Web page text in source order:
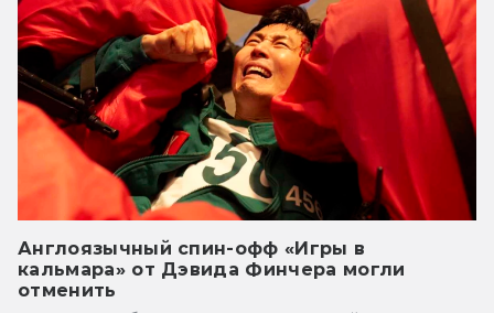
Англоязычный спин-офф «Игры в
кальмара» от Дэвида Финчера могли
отменить